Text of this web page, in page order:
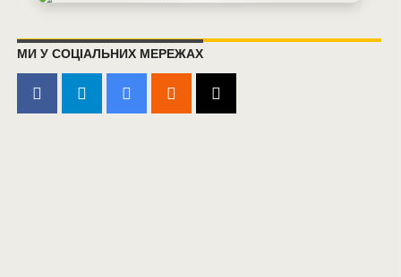
МИ У СОЦІАЛЬНИХ МЕРЕЖАХ